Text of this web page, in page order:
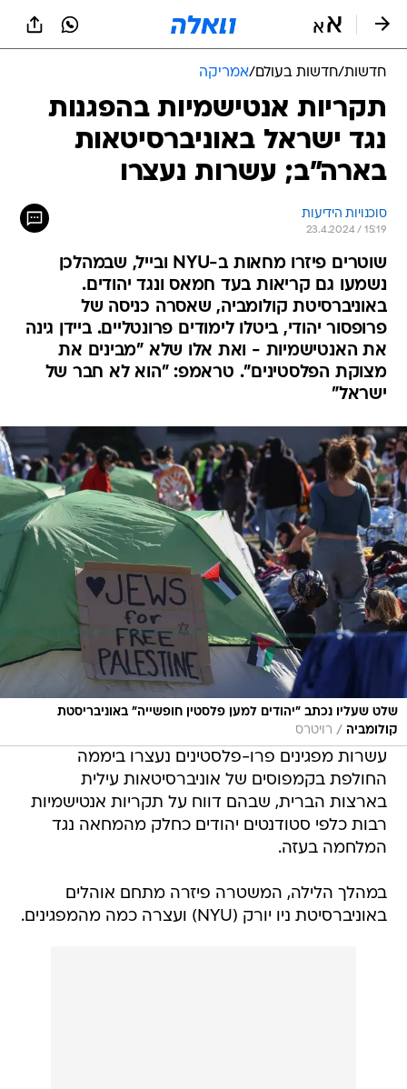
חדשות/חדשות בעולם/אמריקה
תקריות אנטישמיות בהפגנות
נגד ישראל באוניברסיטאות
בארה"ב; עשרות נעצרו
סוכנויות הידיעות
23.4.2024 / 15:19
שוטרים פיזרו מחאות ב-NYU ובייל, שבמהלכן
נשמעו גם קריאות בעד חמאס ונגד יהודים.
באוניברסיטת קולומביה, שאסרה כניסה של
פרופסור יהודי, ביטלו לימודים פרונטליים. ביידן גינה
את האנטישמיות - ואת אלו שלא "מבינים את
מצוקת הפלסטינים". טראמפ: "הוא לא חבר של
ישראל"
שלט שעליו נכתב "יהודים למען פלסטין חופשייה" באוניבריסטת
קולומביה / רויטרס
עשרות מפגינים פרו-פלסטינים נעצרו ביממה
החולפת בקמפוסים של אוניברסיטאות עילית
בארצות הברית, שבהם דווח על תקריות אנטישמיות
רבות כלפי סטודנטים יהודים כחלק מהמחאה נגד
המלחמה בעזה.
במהלך הלילה, המשטרה פיזרה מתחם אוהלים
באוניברסיטת ניו יורק (NYU) ועצרה כמה מהמפגינים.